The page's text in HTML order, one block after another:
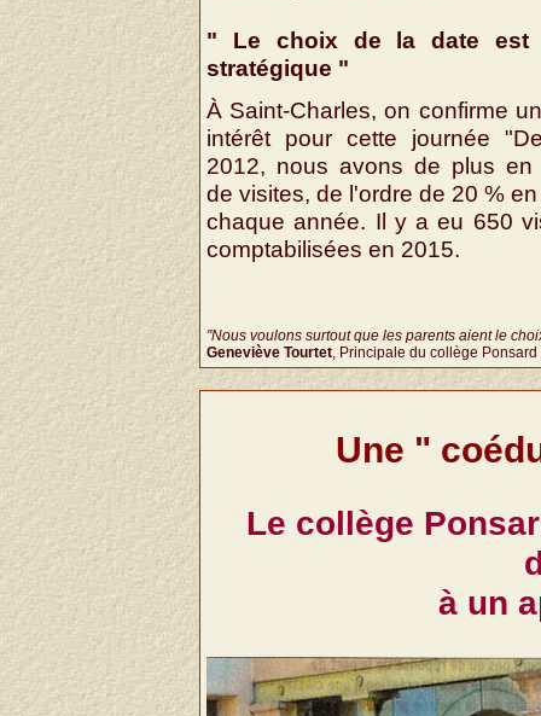
" Le choix de la date est
stratégique "
À Saint-Charles, on confirme
intérêt pour cette journée
2012, nous avons de plus en
de visites, de l'ordre de 20 %
chaque année. Il y a eu 650
comptabilisées en 2015.
"Nous voulons surtout que les parents aient le
Geneviève Tourtet, Principale du collège Ponsard
Une "
Le collège
à un